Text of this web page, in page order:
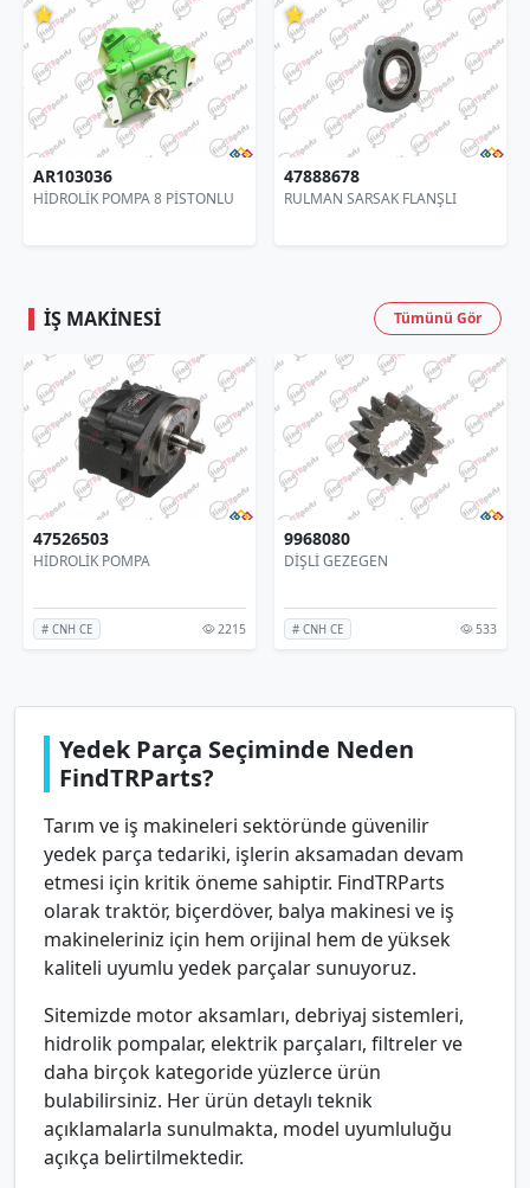
⭐
AR103036
HİDROLİK POMPA 8 PİSTONLU
⭐
47888678
RULMAN SARSAK FLANŞLI
İŞ MAKINESI Tümünü Gör
47526503
HİDROLİK POMPA
# CNH CE 2215
9968080
DİŞLİ GEZEGEN
# CNH CE 533
Yedek Parça Seçiminde Neden
FindTRParts?
Tarım ve iş makineleri sektöründe güvenilir
yedek parça tedariki, işlerin aksamadan devam
etmesi için kritik öneme sahiptir. FindTRParts
olarak traktör, biçerdöver, balya makinesi ve iş
makineleriniz için hem orijinal hem de yüksek
kaliteli uyumlu yedek parçalar sunuyoruz.
Sitemizde motor aksamları, debriyaj sistemleri,
hidrolik pompalar, elektrik parçaları, filtreler ve
daha birçok kategoride yüzlerce ürün
bulabilirsiniz. Her ürün detaylı teknik
açıklamalarla sunulmakta, model uyumluluğu
açıkça belirtilmektedir.